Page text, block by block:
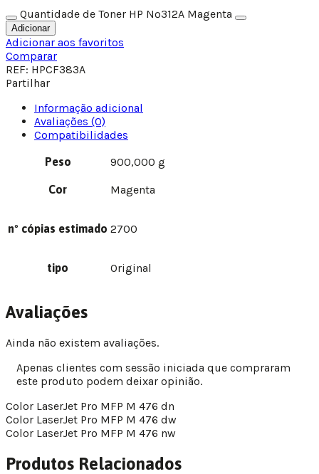
Quantidade de Toner HP Nº312A Magenta
Adicionar
Adicionar aos favoritos
Comparar
REF: HPCF383A
Partilhar
Informação adicional
Avaliações (0)
Compatibilidades
Peso 900,000 g
Cor Magenta
nº cópias estimado 2700
tipo Original
Avaliações
Ainda não existem avaliações.
Apenas clientes com sessão iniciada que compraram
este produto podem deixar opinião.
Color LaserJet Pro MFP M 476 dn
Color LaserJet Pro MFP M 476 dw
Color LaserJet Pro MFP M 476 nw
Produtos Relacionados